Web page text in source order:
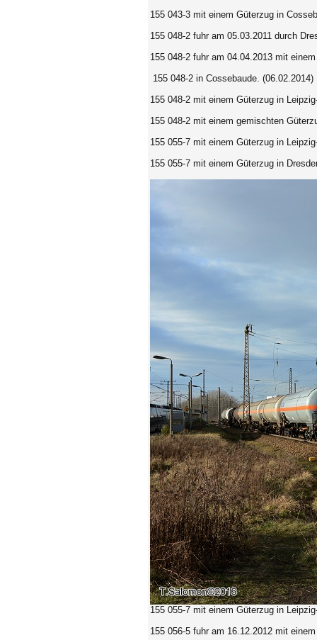
155 043-3 mit einem Güterzug in
155 048-2 fuhr am 05.03.2011 durch
155 048-2 fuhr am 04.04.2013 mit
155 048-2 in Cossebaude. (06.02.2014)
155 048-2 mit einem Güterzug in
155 048-2 mit einem gemischten
155 055-7 mit einem Güterzug in
155 055-7 mit einem Güterzug in
155 055-7 mit einem Güterzug in
155 056-5 fuhr am 16.12.2012 mit